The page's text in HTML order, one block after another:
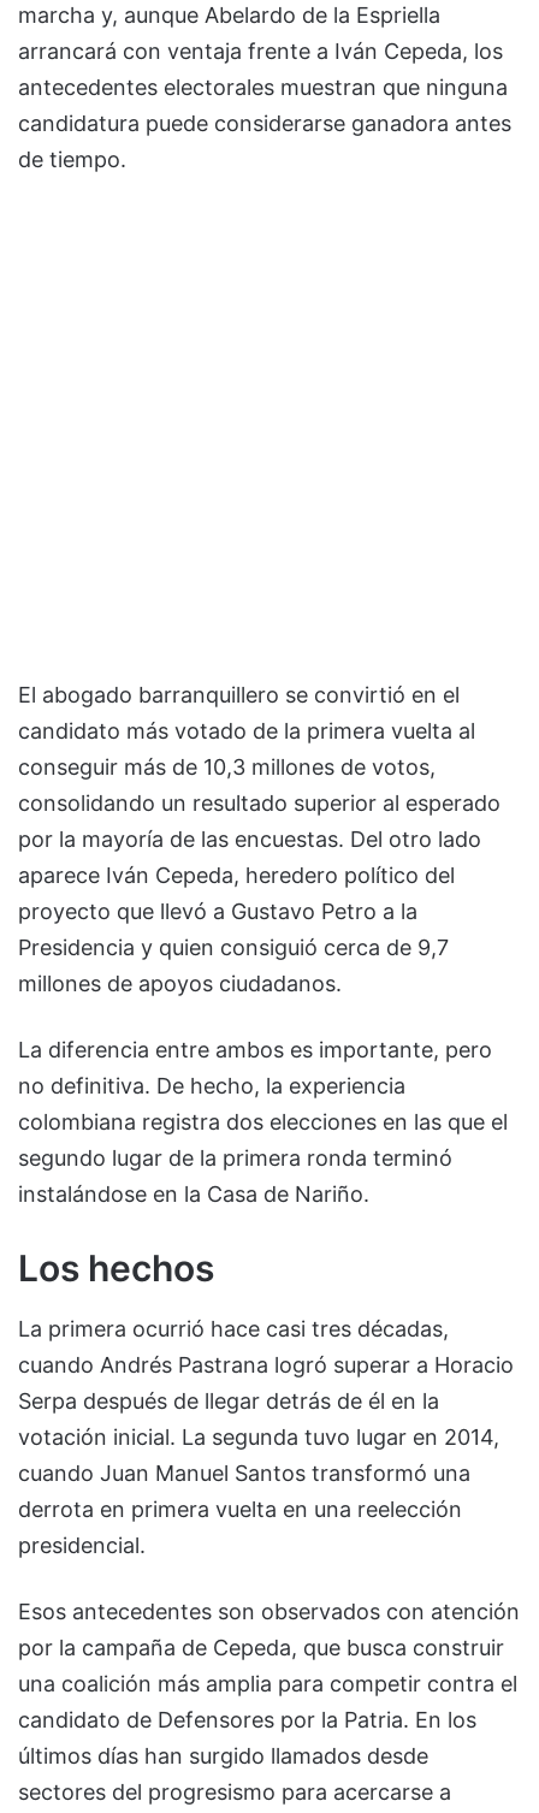
marcha y, aunque Abelardo de la Espriella
arrancará con ventaja frente a Iván Cepeda, los
antecedentes electorales muestran que ninguna
candidatura puede considerarse ganadora antes
de tiempo.
El abogado barranquillero se convirtió en el
candidato más votado de la primera vuelta al
conseguir más de 10,3 millones de votos,
consolidando un resultado superior al esperado
por la mayoría de las encuestas. Del otro lado
aparece Iván Cepeda, heredero político del
proyecto que llevó a Gustavo Petro a la
Presidencia y quien consiguió cerca de 9,7
millones de apoyos ciudadanos.
La diferencia entre ambos es importante, pero
no definitiva. De hecho, la experiencia
colombiana registra dos elecciones en las que el
segundo lugar de la primera ronda terminó
instalándose en la Casa de Nariño.
Los hechos
La primera ocurrió hace casi tres décadas,
cuando Andrés Pastrana logró superar a Horacio
Serpa después de llegar detrás de él en la
votación inicial. La segunda tuvo lugar en 2014,
cuando Juan Manuel Santos transformó una
derrota en primera vuelta en una reelección
presidencial.
Esos antecedentes son observados con atención
por la campaña de Cepeda, que busca construir
una coalición más amplia para competir contra el
candidato de Defensores por la Patria. En los
últimos días han surgido llamados desde
sectores del progresismo para acercarse a